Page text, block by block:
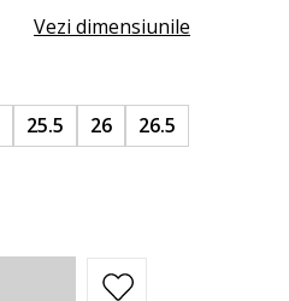
Vezi dimensiunile
25.5 26
26.5